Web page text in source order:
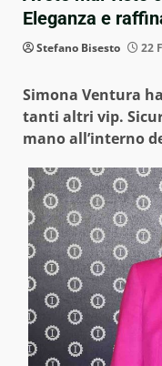
Eleganza e
Stefano Bisesto 22
Simona Ventura
tanti altri vip.
mano all’interno